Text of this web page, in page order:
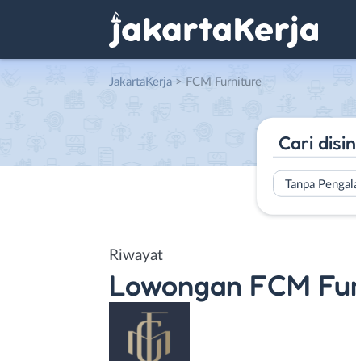
JakartaKerja > FCM Furniture
Tanpa
Riwayat
Lowongan FCM